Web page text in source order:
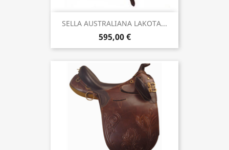
SELLA AUSTRALIANA LAKOTA...
595,00 €